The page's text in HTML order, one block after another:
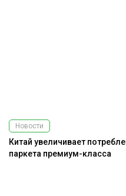
Новости
Китай увеличивает
паркета премиум-класса